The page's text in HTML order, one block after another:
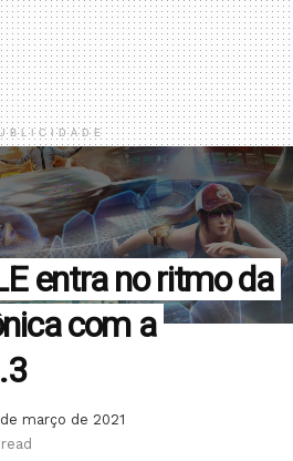
entra no ritmo da
com a
março de 2021